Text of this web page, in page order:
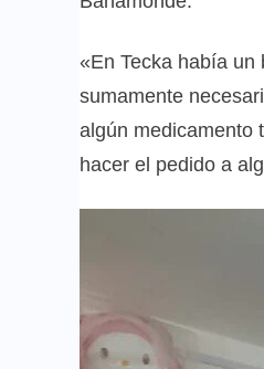
«En Tecka había
sumamente
algún medicamento
hacer el pedido a